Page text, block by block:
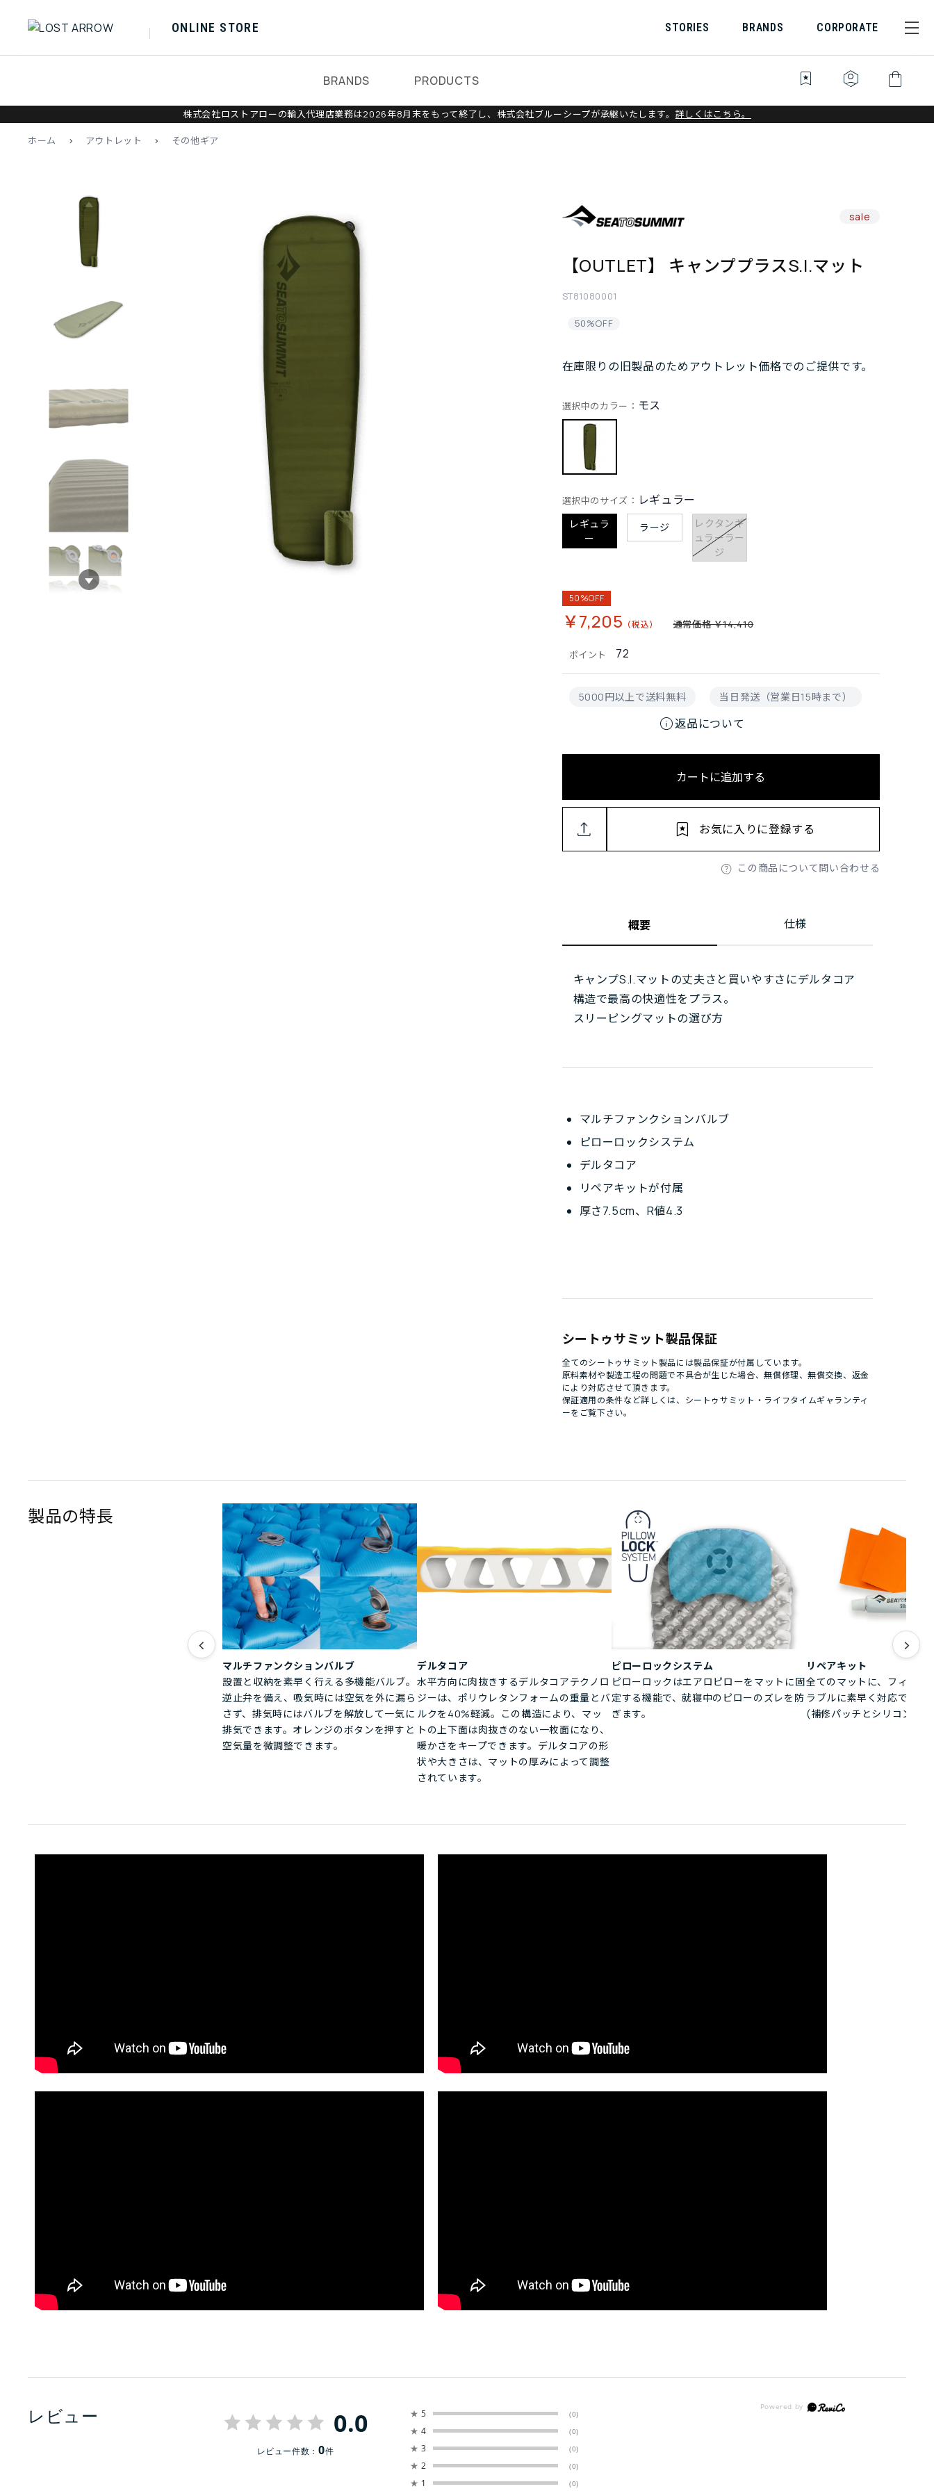
ONLINE STORE STORIES BRANDS CORPORATE
BRANDS PRODUCTS bookmark_star identity_platform shopping_bag
株式会社ロストアローの輸入代理店業務は2026年8月末をもって終了し、株式会社ブルーシープが承継いたします。 詳しくはこちら。
ホーム > アウトレット > その他ギア
sale
【OUTLET】 キャンププラスS.I.マット
ST81080001
50%OFF
在庫限りの旧製品のためアウトレット価格でのご提供です。
ポイント 72
選択中のカラー： モス
選択中のサイズ： レギュラー
レギュラ
ー
ラージ
レクタンギ
ュラーラー
ジ
5000円以上で送料無料 当日発送（営業日15時まで）
info返品について
50%OFF
￥7,205 通常価格 ￥14,410
カートに追加する
この商品について問い合わせる
お気に入りに登録する
概要 仕様
キャンプS.I.マットの丈夫さと買いやすさにデルタコア
構造で最高の快適性をプラス。
スリーピングマットの選び方
シートゥサミット製品保証
全てのシートゥサミット製品には製品保証が付属しています。
原料素材や製造工程の問題で不具合が生じた場合、無償修理、無償交換、返金
により対応させて頂きます。
保証適用の条件など詳しくは、 シートゥサミット・ライフタイムギャランティ
ーをご覧下さい。
マルチファンクションバルブ
ピローロックシステム
デルタコア
リペアキットが付属
厚さ7.5cm、R値4.3
製品の特長
<
マルチファンクションバルブ
設置と収納を素早く行える多機能バルブ。
逆止弁を備え、吸気時には空気を外に漏ら
さず、排気時にはバルブを解放して一気に
排気できます。オレンジのボタンを押すと
空気量を微調整できます。
デルタコア
水平方向に肉抜きするデルタコアテクノロ
ジーは、ポリウレタンフォームの重量とバ
ルクを40%軽減。この構造により、マッ
トの上下面は肉抜きのない一枚面になり、
暖かさをキープできます。デルタコアの形
状や大きさは、マットの厚みによって調整
されています。
ピローロックシステム
ピローロックはエアロピローをマットに固
定する機能で、就寝中のピローのズレを防
ぎます。
リペアキット
全てのマットに、フィール
ラブルに素早く対応できる
(補修パッチとシリコン接
>
レビュー 0.0
レビュー件数：0件
★ 5 (0)
★ 4 (0)
★ 3 (0)
★ 2 (0)
★ 1 (0)